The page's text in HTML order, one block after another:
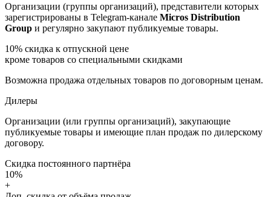
Организации (группы организаций), представители которых
зарегистрированы в Telegram-канале Micros Distribution
Group и регулярно закупают публикуемые товары.
10% скидка к отпускной цене
кроме товаров со специальными скидками
Возможна продажа отдельных товаров по договорным ценам.
Дилеры
Организации (или группы организаций), закупающие
публикуемые товары и имеющие план продаж по дилерскому
договору.
Скидка постоянного партнёра
10%
+